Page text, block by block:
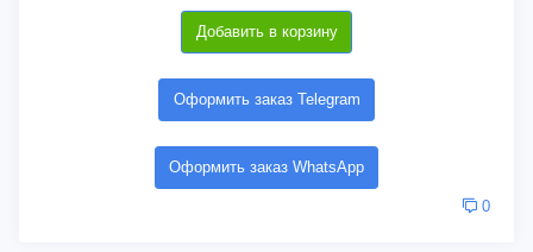
Добавить в корзину
Оформить заказ Telegram
Оформить заказ WhatsApp
0